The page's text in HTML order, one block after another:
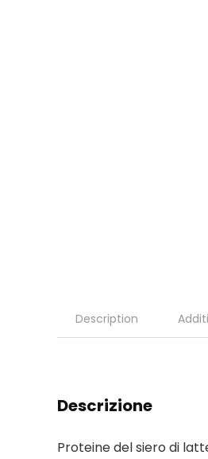
Description
Descrizione
Proteine del siero di